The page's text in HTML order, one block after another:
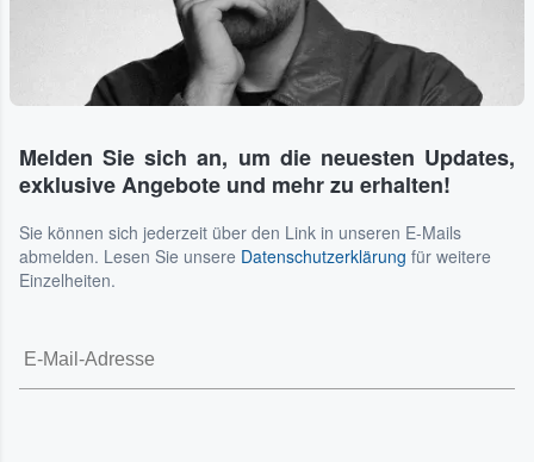
Melden Sie sich an, um die neuesten Updates,
exklusive Angebote und mehr zu erhalten!
Sie können sich jederzeit über den Link in unseren E-Mails
abmelden. Lesen Sie unsere Datenschutzerklärung für weitere
Einzelheiten.